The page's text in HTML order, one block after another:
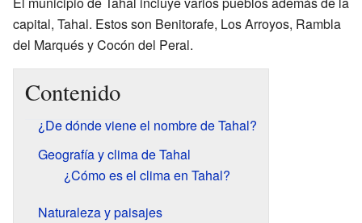
capital, Tahal. Estos son Benitorafe, Los Arroyos, Rambla
del Marqués y Cocón del Peral.
Contenido
¿De dónde viene el nombre de Tahal?
Geografía y clima de Tahal
¿Cómo es el clima en Tahal?
Naturaleza y paisajes